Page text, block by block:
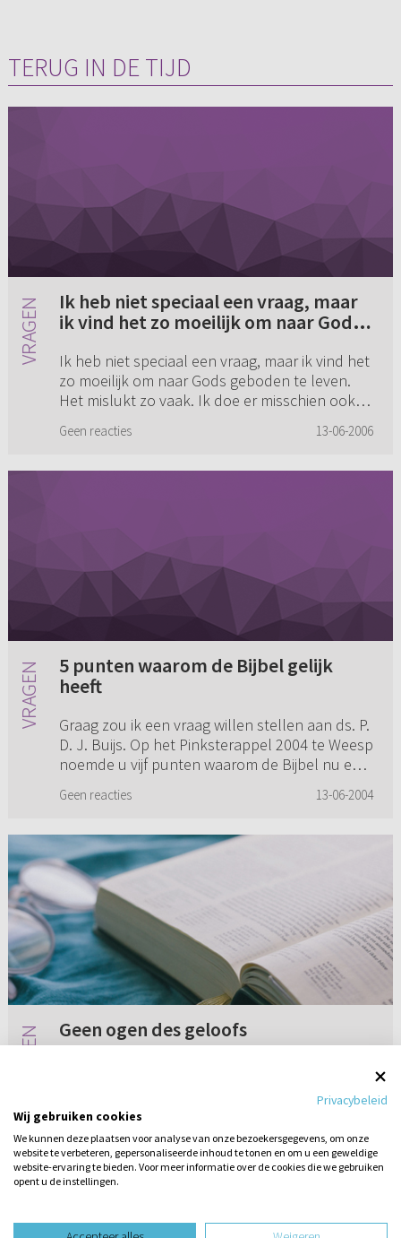
TERUG IN DE TIJD
Ik heb niet speciaal een vraag, maar
ik vind het zo moeilijk om naar Gods
vaak (...)
Ik heb niet speciaal een vraag, maar ik vind het
zo moeilijk om naar Gods geboden te leven.
Het mislukt zo vaak. Ik doe er misschien ook
allemaal erg moeili...
Geen reacties 13-06-2006
5 punten waarom de Bijbel gelijk
heeft
Graag zou ik een vraag willen stellen aan ds. P.
D. J. Buijs. Op het Pinksterappel 2004 te Weesp
noemde u vijf punten waarom de Bijbel nu echt
uit de boeken...
Geen reacties 13-06-2004
Geen ogen des geloofs
in de zorg (daarnaast heb ik nog de zorg voor
mijn gezin). Een hele poos heb ik een client
mogen verzorgen...
5 reacties 13-06-2019
design website dooreen vraag
Privacybeleid
Wij gebruiken cookies
We kunnen deze plaatsen voor analyse van onze bezoekersgegevens, om onze
website te verbeteren, gepersonaliseerde inhoud te tonen en om u een geweldige
website-ervaring te bieden. Voor meer informatie over de cookies die we gebruiken
opent u de instellingen.